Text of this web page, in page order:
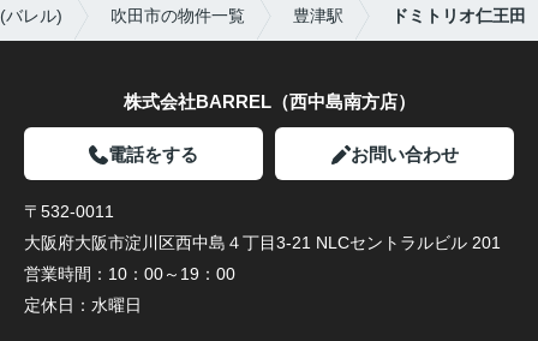
バレル) 吹田市の物件一覧 豊津駅 ドミトリオ仁王田
株式会社BARREL（西中島南方店）
電話をする お問い合わせ
〒532-0011
大阪府大阪市淀川区西中島４丁目3-21 NLCセントラルビル 201
営業時間： 10：00～19：00
定休日： 水曜日